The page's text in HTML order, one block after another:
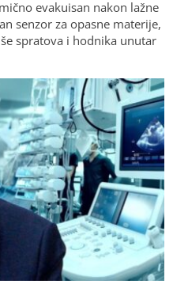
evakuisan nakon lažne
senzor za opasne materije,
spratova i hodnika unutar